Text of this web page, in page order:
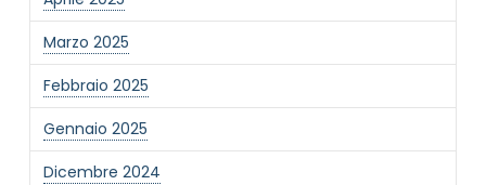
Marzo 2025
Febbraio 2025
Gennaio 2025
Dicembre 2024
NOME STRUTTURA*
MAIL REFERENTE